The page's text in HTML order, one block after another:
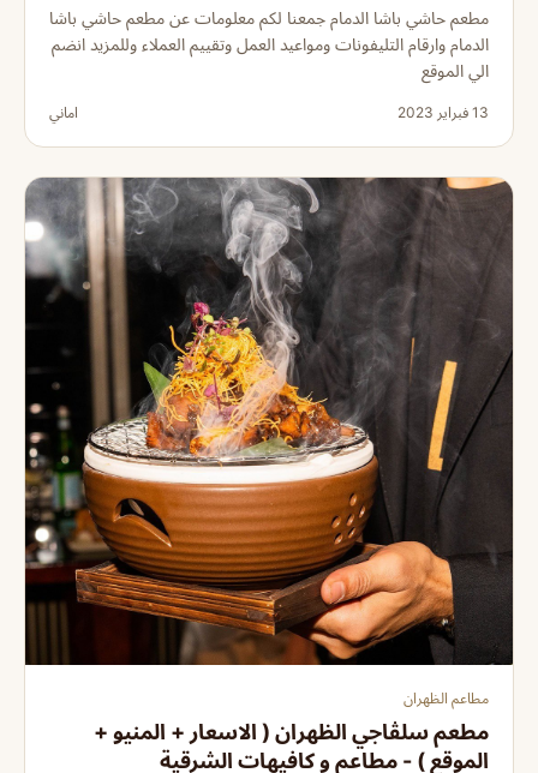
مطعم حاشي باشا الدمام جمعنا لكم معلومات عن مطعم حاشي باشا
الدمام وارقام التليفونات ومواعيد العمل وتقييم العملاء وللمزيد انضم
الي الموقع
13 فبراير 2023 اماني
مطاعم الظهران
مطعم سلڤاجي الظهران ( الاسعار + المنيو +
الموقع ) - مطاعم و كافيهات الشرقية